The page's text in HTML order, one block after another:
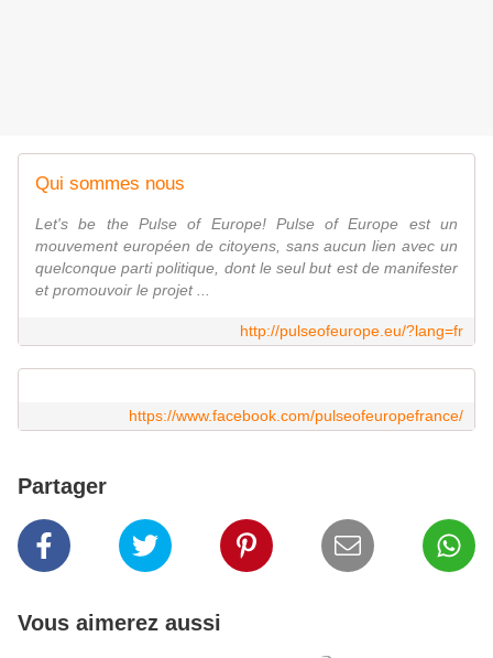
Qui sommes nous
Let's be the Pulse of Europe! Pulse of Europe est un
mouvement européen de citoyens, sans aucun lien avec un
quelconque parti politique, dont le seul but est de manifester
et promouvoir le projet ...
http://pulseofeurope.eu/?lang=fr
https://www.facebook.com/pulseofeuropefrance/
Partager
Vous aimerez aussi